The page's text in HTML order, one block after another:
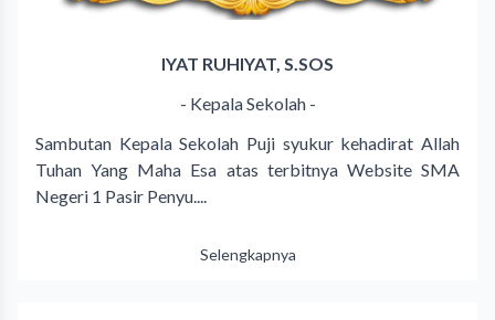
IYAT RUHIYAT, S.SOS
- Kepala Sekolah -
Sambutan Kepala Sekolah Puji syukur kehadirat Allah
Tuhan Yang Maha Esa atas terbitnya Website SMA
Negeri 1 Pasir Penyu....
Selengkapnya